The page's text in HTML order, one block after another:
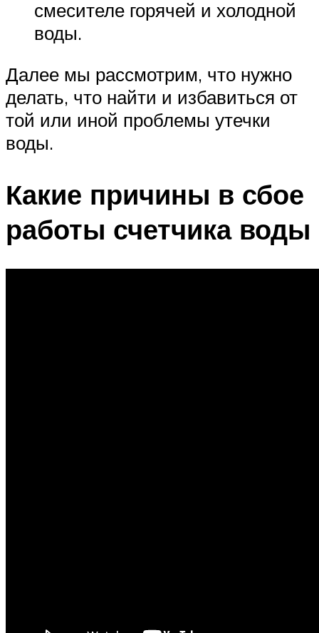
смесителе горячей и холодной
воды.
Далее мы рассмотрим, что нужно
делать, что найти и избавиться от
той или иной проблемы утечки
воды.
Какие причины в сбое
работы счетчика воды